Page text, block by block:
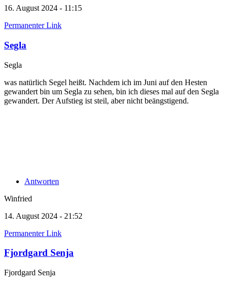
16. August 2024 - 11:15
Permanenter Link
Segla
Segla
was natürlich Segel heißt. Nachdem ich im Juni auf den Hesten
gewandert bin um Segla zu sehen, bin ich dieses mal auf den Segla
gewandert. Der Aufstieg ist steil, aber nicht beängstigend.
Antworten
Winfried
14. August 2024 - 21:52
Permanenter Link
Fjordgard Senja
Fjordgard Senja